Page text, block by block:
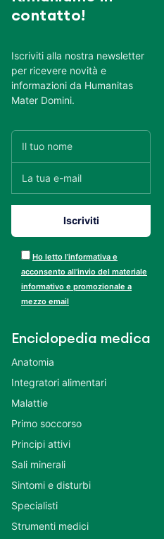
contatto!
Iscriviti alla nostra newsletter
per ricevere novità e
informazioni da Humanitas
Mater Domini.
Ho letto l’informativa e
acconsento all’invio del materiale
informativo e promozionale a
mezzo email
Enciclopedia medica
Anatomia
Integratori alimentari
Malattie
Primo soccorso
Principi attivi
Sali minerali
Sintomi e disturbi
Specialisti
Strumenti medici